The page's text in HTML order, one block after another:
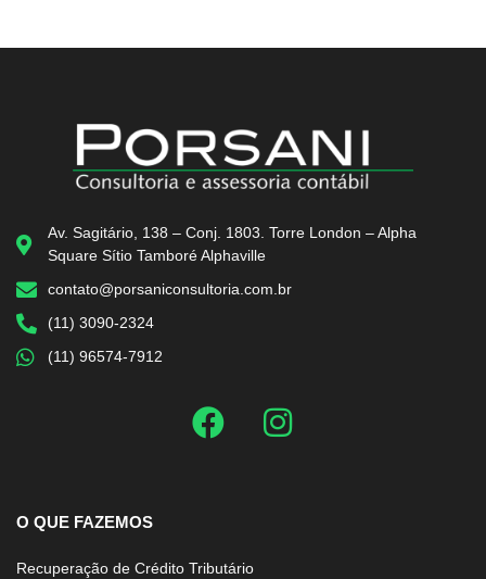
Av. Sagitário, 138 – Conj. 1803. Torre London – Alpha
Square Sítio Tamboré Alphaville
contato@porsaniconsultoria.com.br
(11) 3090-2324
(11) 96574-7912
O QUE FAZEMOS
Recuperação de Crédito Tributário